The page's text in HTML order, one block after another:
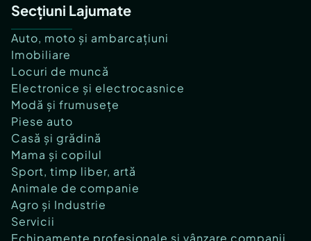
Secțiuni Lajumate
Auto, moto și ambarcațiuni
Imobiliare
Locuri de muncă
Electronice și electrocasnice
Modă și frumusețe
Piese auto
Casă și grădină
Mama și copilul
Sport, timp liber, artă
Animale de companie
Agro și Industrie
Servicii
Echipamente profesionale și vânzare companii